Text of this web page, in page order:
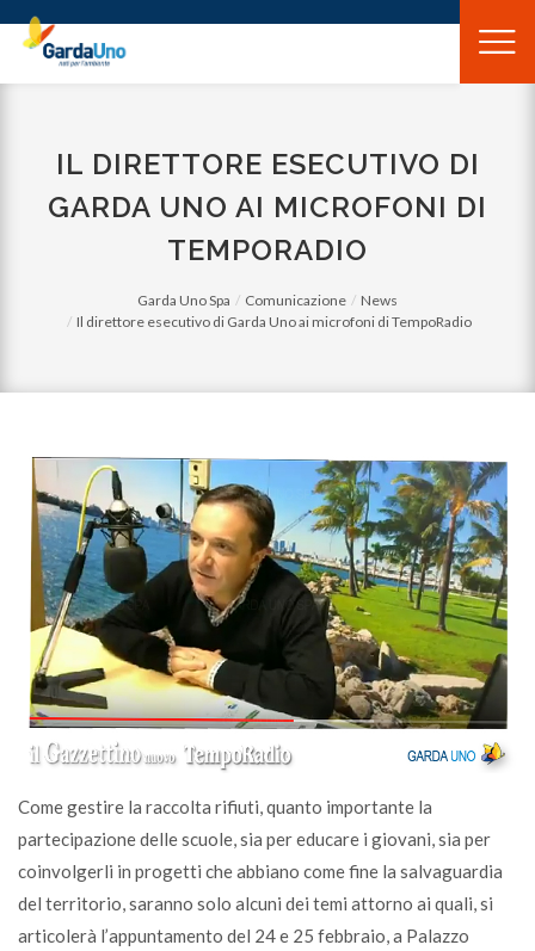
Gardauno
Spa
IL DIRETTORE ESECUTIVO DI
GARDA UNO AI MICROFONI DI
TEMPORADIO
Garda Uno Spa Comunicazione
News
Il direttore esecutivo di Garda Uno ai microfoni di TempoRadio
Come gestire la raccolta rifiuti, quanto importante la
partecipazione delle scuole, sia per educare i giovani, sia per
coinvolgerli in progetti che abbiano come fine la salvaguardia
del territorio, saranno solo alcuni dei temi attorno ai quali, si
articolerà l’appuntamento del 24 e 25 febbraio, a Palazzo